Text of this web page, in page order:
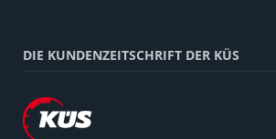
DIE KUNDENZEITSCHRIFT DER KÜS